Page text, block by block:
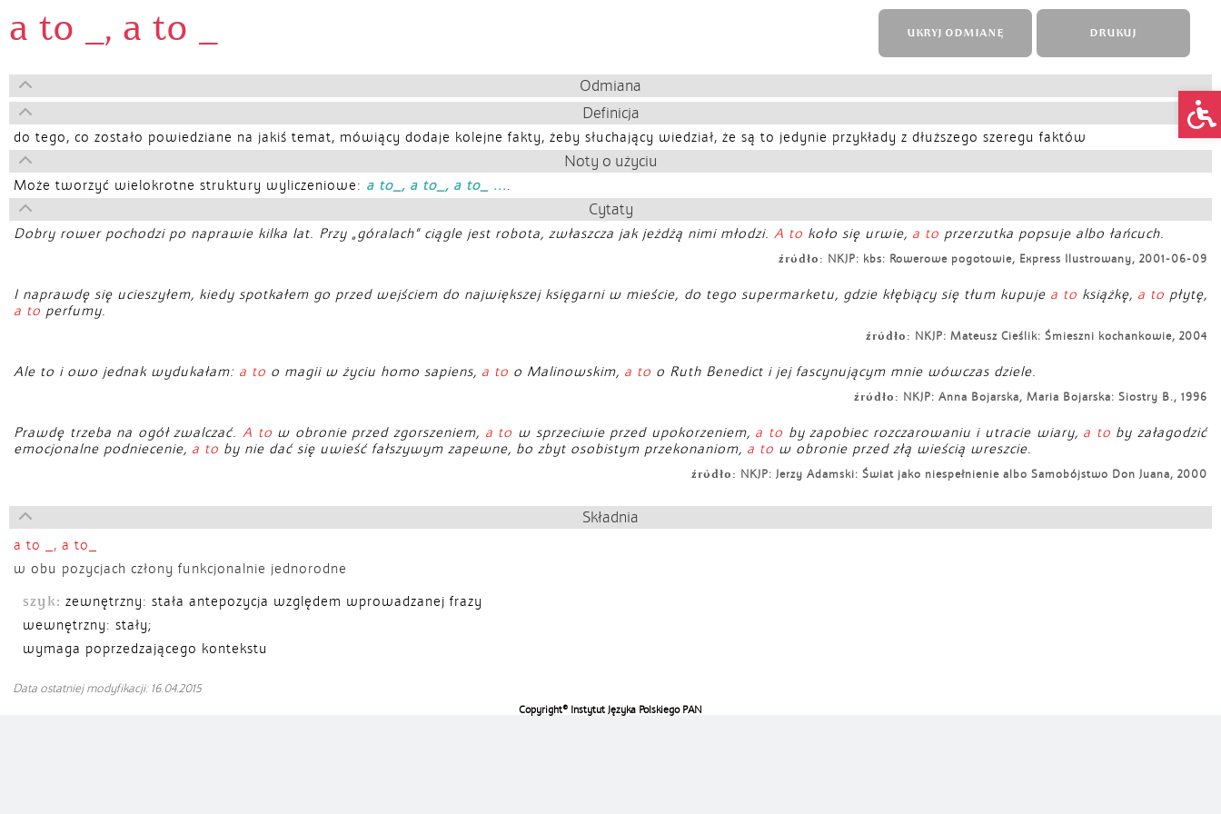
UKRYJ ODMIANĘ DRUKUJ
a to _, a to _
Odmiana
Definicja
do tego, co zostało powiedziane na jakiś temat, mówiący dodaje kolejne fakty, żeby słuchający wiedział, że są to jedynie przykłady z dłuższego szeregu faktów
Noty o użyciu
Może tworzyć wielokrotne struktury wyliczeniowe: a to_, a to_, a to_ ....
Cytaty
Dobry rower pochodzi po naprawie kilka lat. Przy „góralach” ciągle jest robota, zwłaszcza jak jeżdżą nimi młodzi. A to koło się urwie, a to przerzutka popsuje albo łańcuch.
źródło: NKJP: kbs: Rowerowe pogotowie, Express Ilustrowany, 2001-06-09
I naprawdę się ucieszyłem, kiedy spotkałem go przed wejściem do największej księgarni w mieście, do tego supermarketu, gdzie kłębiący się tłum kupuje a to książkę, a to płytę,
a to perfumy.
źródło: NKJP: Mateusz Cieślik: Śmieszni kochankowie, 2004
Ale to i owo jednak wydukałam: a to o magii w życiu homo sapiens, a to o Malinowskim, a to o Ruth Benedict i jej fascynującym mnie wówczas dziele.
źródło: NKJP: Anna Bojarska, Maria Bojarska: Siostry B., 1996
Prawdę trzeba na ogół zwalczać.A to w obronie przed zgorszeniem, a to w sprzeciwie przed upokorzeniem, a to by zapobiec rozczarowaniu i utracie wiary, a to by załagodzić
emocjonalne podniecenie, a to by nie dać się uwieść fałszywym zapewne, bo zbyt osobistym przekonaniom, a to w obronie przed złą wieścią wreszcie.
źródło: NKJP: Jerzy Adamski: Świat jako niespełnienie albo Samobójstwo Don Juana, 2000
Składnia
a to _, a to_
w obu pozycjach człony funkcjonalnie jednorodne
szyk: zewnętrzny: stała antepozycja względem wprowadzanej frazy
wewnętrzny: stały;
wymaga poprzedzającego kontekstu
Data ostatniej modyfikacji: 16.04.2015
Copyright© Instytut Języka Polskiego PAN